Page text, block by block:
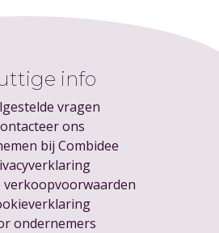
info
vragen
ons
bij Combidee
verkoopvoorwaarden
ondernemers